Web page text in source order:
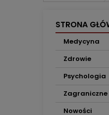
STRONA
Medycyna
Zdrowie
Psychologia
Zagraniczne
Nowości